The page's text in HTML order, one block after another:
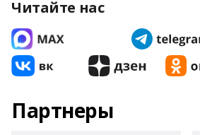
Читайте нас
Партнеры